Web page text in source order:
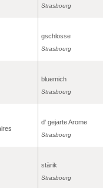
Strasbourg
gschlosse
Strasbourg
bluemich
Strasbourg
d' gejarte Arome
Strasbourg
stàrik
Strasbourg